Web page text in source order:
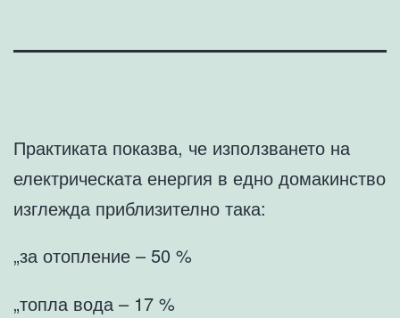
Практиката показва, че използването на
електрическата енергия в едно домакинство
изглежда приблизително така:
„за отопление – 50 %
„топла вода – 17 %